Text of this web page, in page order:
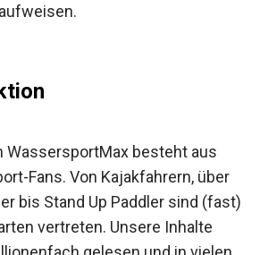
WassersportMax besteht aus
Fans. Von Kajakfahrern, über
bis Stand Up Paddler sind (fast)
vertreten. Unsere Inhalte